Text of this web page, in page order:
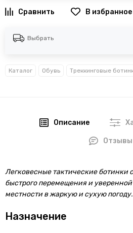
В избранное
Выбрать
Каталог Обувь Треккинговые
Описание
Легковесные тактические ботинки
быстрого перемещения и
местности в жаркую и сухую погоду.
Назначение